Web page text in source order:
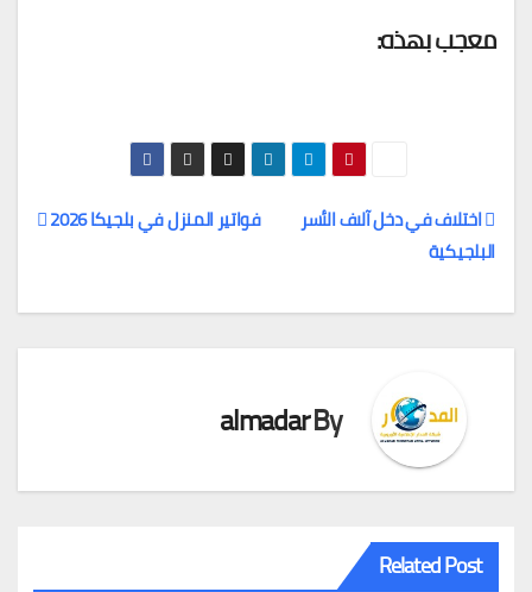
معجب بهذه:
تصفّح
المقالات
فواتير المنزل في بلجيكا 2026
اختلاف في دخل آلاف الأسر
البلجيكية
By
almadar
Related Post